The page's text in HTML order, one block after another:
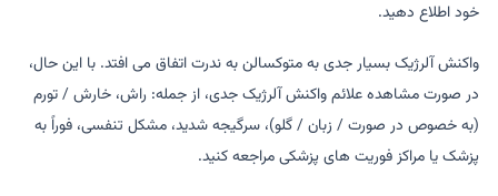
خود اطلاع دهید.
واکنش آلرژیک بسیار جدی به متوکسالن به ندرت اتفاق می افتد. با این حال،
در صورت مشاهده علائم واکنش آلرژیک جدی، از جمله: راش، خارش / تورم
(به خصوص در صورت / زبان / گلو)، سرگیجه شدید، مشکل تنفسی، فوراً به
پزشک یا مراکز فوریت های پزشکی مراجعه کنید.